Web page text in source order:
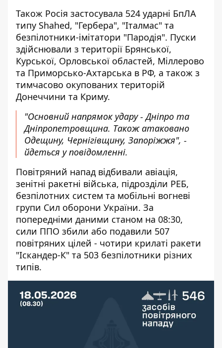
Також Росія застосувала 524 ударні БпЛА
типу Shahed, "Гербера", "Італмас" та
безпілотники-імітатори "Пародія". Пуски
здійснювали з території Брянської,
Курської, Орловської областей, Міллерово
та Приморсько-Ахтарська в РФ, а також з
тимчасово окупованих територій
Донеччини та Криму.
"Основний напрямок удару - Дніпро та
Дніпропетровщина. Також атаковано
Одещину, Чернігівщину, Запоріжжя", -
йдеться у повідомленні.
Повітряний напад відбивали авіація,
зенітні ракетні війська, підрозділи РЕБ,
безпілотних систем та мобільні вогневі
групи Сил оборони України. За
попередніми даними станом на 08:30,
сили ППО збили або подавили 507
повітряних цілей - чотири крилаті ракети
"Іскандер-К" та 503 безпілотники різних
типів.